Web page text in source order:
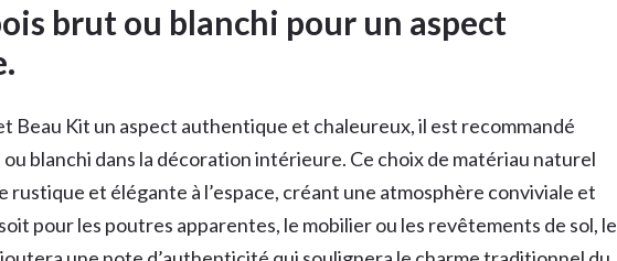
brut ou blanchi pour un aspect
Beau Kit un aspect authentique et chaleureux, il est recommandé
blanchi dans la décoration intérieure. Ce choix de matériau naturel
rustique et élégante à l’espace, créant une atmosphère conviviale et
pour les poutres apparentes, le mobilier ou les revêtements de sol, le